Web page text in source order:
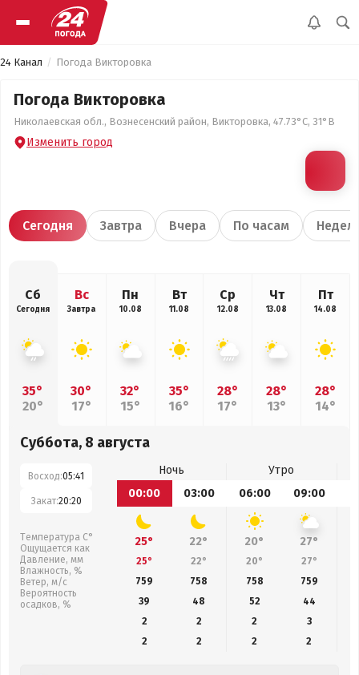
24 Канал Погода Викторовка
Погода Викторовка
Николаевская обл., Вознесенский район, Викторовка, 47.73°С, 31°В
Изменить город
Сегодня Завтра Вчера По часам
Сб
Сегодня
35°
20°
Вс
Завтра
30°
17°
Пн
10.08
32°
15°
Вт
11.08
35°
16°
Ср
12.08
28°
17°
Чт
13.08
28°
13°
Пт
14.08
28°
14°
Суббота, 8 августа
Восход:05:41
Закат:20:20
Температура С°
Ощущается как
Давление, мм
Влажность, %
Ветер, м/с
Вероятность
осадков, %
Ночь
Утро
00:00
03:00 06:00 09:00
25° 22° 20° 27°
25° 22° 20° 27°
759
758 758 759
39
48 52 44
2
2 2
3
2
2 2 2